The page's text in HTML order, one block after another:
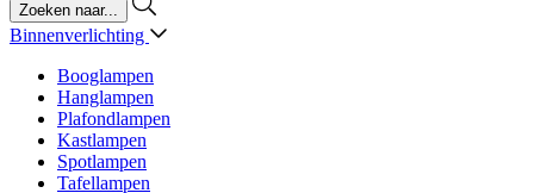
Binnenverlichting
Booglampen
Hanglampen
Plafondlampen
Kastlampen
Spotlampen
Tafellampen